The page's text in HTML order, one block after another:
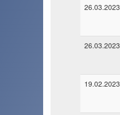
26.03.2023
26.03.2023
19.02.2023